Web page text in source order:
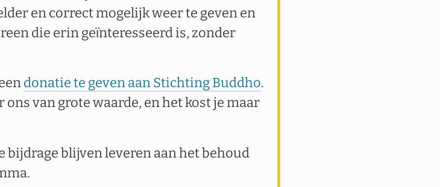
en correct mogelijk weer te geven en
die erin geïnteresseerd is, zonder
donatie te geven aan Stichting Buddho.
van grote waarde, en het kost je maar
blijven leveren aan het behoud